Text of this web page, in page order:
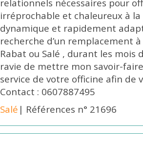
relationnels nécessaires pour
irréprochable et chaleureux à
dynamique et rapidement
recherche d’un remplacement
Rabat ou Salé , durant les mois
ravie de mettre mon savoir-
service de votre officine afin de
Contact : 0607887495
Salé | Références n° 21696